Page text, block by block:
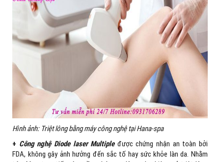
Hình ảnh: Triệt lông bằng máy công nghệ tại Hana-spa
+ Công nghệ Diode laser Multipleđược chứng nhận an toàn bởi
FDA, không gây ảnh hưởng đến sắc tố hay sức khỏe làn da. Nhằm